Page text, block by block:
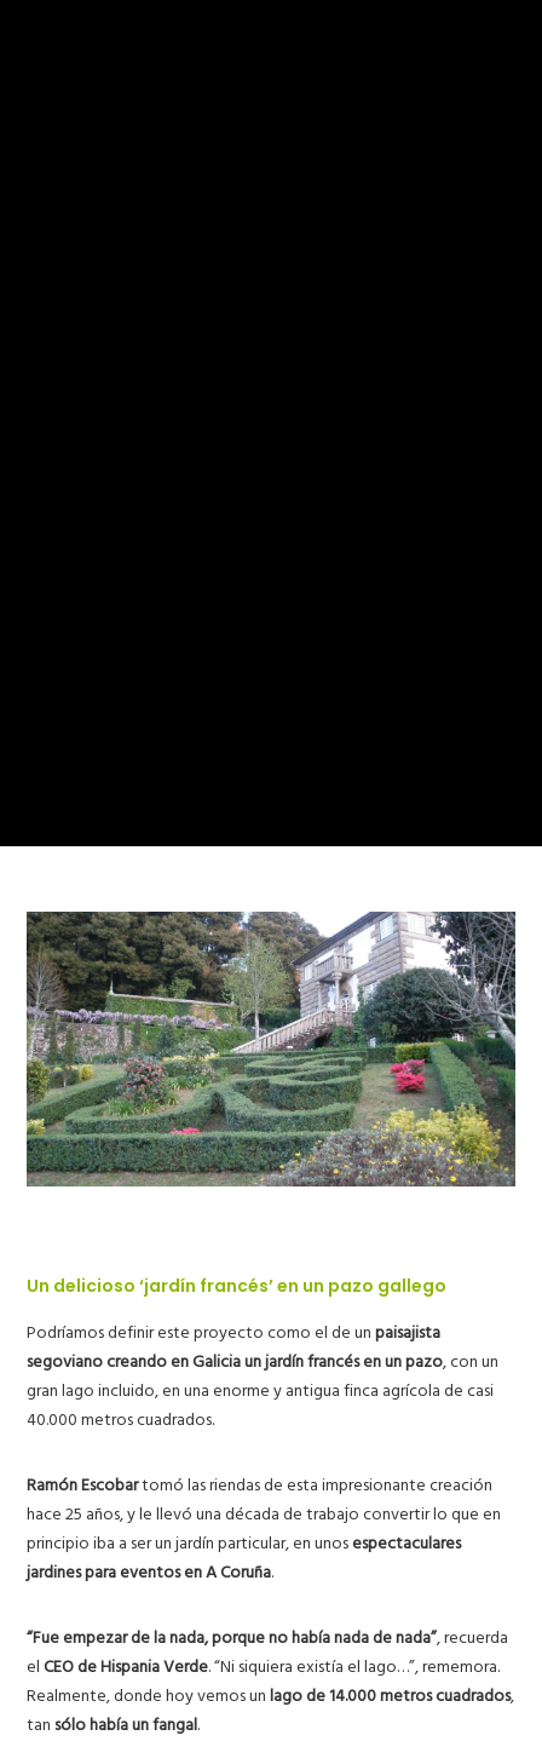
Un delicioso ‘jardín francés’ en un pazo gallego
Podríamos definir este proyecto como el de unpaisajista
segoviano creando en Galicia un jardín francés en un pazo, con un
gran lago incluido, en una enorme y antigua finca agrícola de casi
40.000 metros cuadrados.
Ramón Escobartomó las riendas de esta impresionante creación
hace 25 años, y le llevó una década de trabajo convertir lo que en
principio iba a ser un jardín particular, en unosespectaculares
jardines para eventos en A Coruña.
“Fue empezar de la nada, porque no había nada de nada”, recuerda
elCEO de Hispania Verde. “Ni siquiera existía el lago…”, rememora.
Realmente, donde hoy vemos unlago de 14.000 metros cuadrados,
tan sólo había un fangal.